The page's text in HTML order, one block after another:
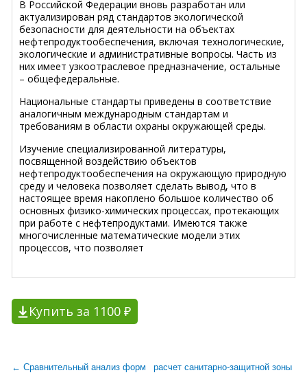
В Российской Федерации вновь разработан или
актуализирован ряд стандартов экологической
безопасности для деятельности на объектах
нефтепродуктообеспечения, включая технологические,
экологические и административные вопросы. Часть из
них имеет узкоотраслевое предназначение, остальные
– общефедеральные.
Национальные стандарты приведены в соответствие
аналогичным международным стандартам и
требованиям в области охраны окружающей среды.
Изучение специализированной литературы,
посвященной воздействию объектов
нефтепродуктообеспечения на окружающую природную
среду и человека позволяет сделать вывод, что в
настоящее время накоплено большое количество об
основных физико-химических процессах, протекающих
при работе с нефтепродуктами. Имеются также
многочисленные математические модели этих
процессов, что позволяет
Купить за 1100 ₽
← Сравнительный анализ форм
расчет санитарно-защитной зоны